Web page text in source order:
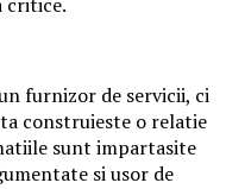
critice.
furnizor de servicii, ci
construieste o relatie
sunt impartasite
si usor de